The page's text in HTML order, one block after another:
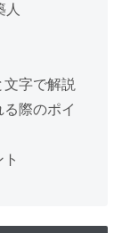
人
文字で解説
際のポイ